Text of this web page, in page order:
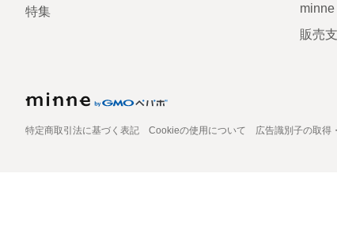
特集
販売
特定商取引法に基づく表記 Cookieの使用について 広告識別子の取得